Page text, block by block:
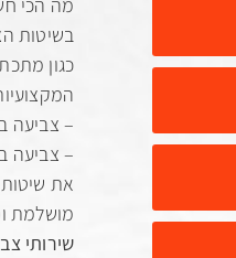
בשיטות
– צביעה
– צביעה
את
מושלמת
שירותי